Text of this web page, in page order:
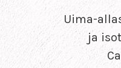
Uima-
ja